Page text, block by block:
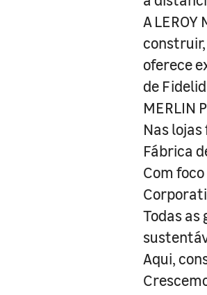
A
oferece
de
MERLIN
Nas
Fábrica
Com
Todas as
Aqui,